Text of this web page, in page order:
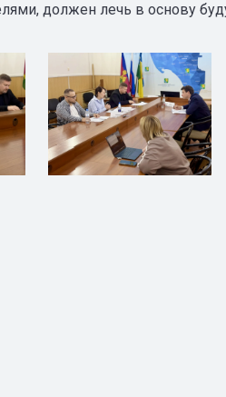
должен лечь в основу